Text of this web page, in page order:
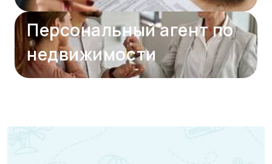
Персональный агент по
недвижимости